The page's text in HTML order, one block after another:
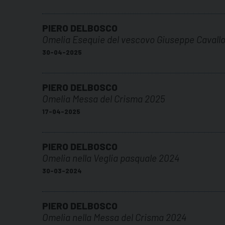
PIERO DELBOSCO
Omelia Esequie del vescovo Giuseppe
30-04-2025
PIERO DELBOSCO
Omelia Messa del Crisma 2025
17-04-2025
PIERO DELBOSCO
Omelia nella Veglia pasquale 2024
30-03-2024
PIERO DELBOSCO
Omelia nella Messa del Crisma 2024